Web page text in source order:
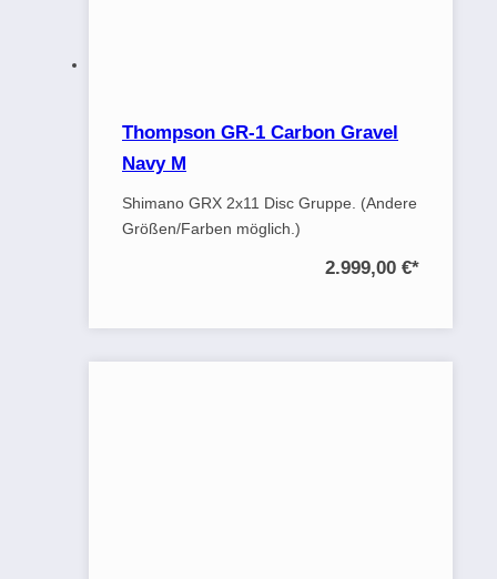
Thompson GR-1 Carbon Gravel
Navy M
Shimano GRX 2x11 Disc Gruppe. (Andere
Größen/Farben möglich.)
2.999,00 €*